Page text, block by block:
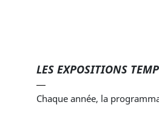
LES EXPOSITIONS
Chaque année, la